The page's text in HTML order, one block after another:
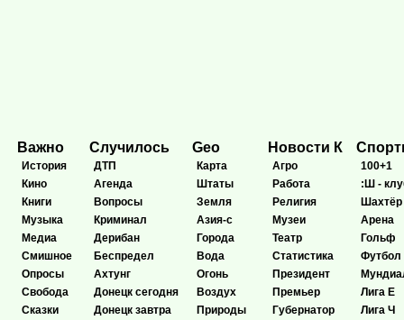
Важно
История
Кино
Книги
Музыка
Медиа
Смишное
Опросы
Свобода
Сказки
Случилось
ДТП
Агенда
Вопросы
Криминал
Дерибан
Беспредел
Ахтунг
Донецк сегодня
Донецк завтра
Geo
Карта
Штаты
Земля
Азия-с
Города
Вода
Огонь
Воздух
Природы
Новости К
Агро
Работа
Религия
Музеи
Театр
Статистика
Президент
Премьер
Губернатор
100+1
:Ш -
Шахтёр
Арена
Гольф
Футбол
Лига Е
Лига Ч